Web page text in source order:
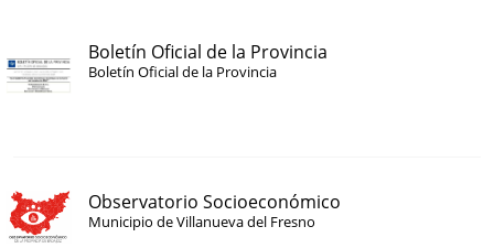
Boletín Oficial de la Provincia
Boletín Oficial de la Provincia
Observatorio Socioeconómico
Municipio de Villanueva del Fresno